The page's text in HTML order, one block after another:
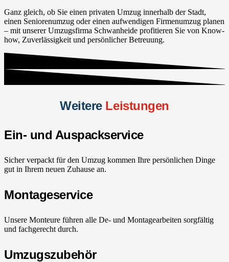
Ganz gleich, ob Sie einen privaten Umzug innerhalb der Stadt,
einen Seniorenumzug oder einen aufwendigen Firmenumzug planen
– mit unserer Umzugsfirma Schwanheide profitieren Sie von Know-
how, Zuverlässigkeit und persönlicher Betreuung.
Weitere Leistungen
Ein- und Auspackservice
Sicher verpackt für den Umzug kommen Ihre persönlichen Dinge
gut in Ihrem neuen Zuhause an.
Montageservice
Unsere Monteure führen alle De- und Montagearbeiten sorgfältig
und fachgerecht durch.
Umzugszubehör